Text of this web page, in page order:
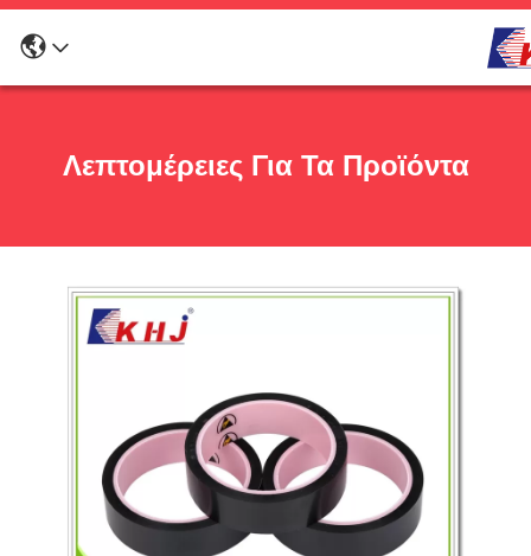
Λεπτομέρειες Για Τα Προϊόντα